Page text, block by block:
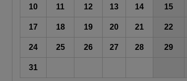
10 11 12 13 14 15
17 18 19 20 21 22
24 25 26 27 28 29
31